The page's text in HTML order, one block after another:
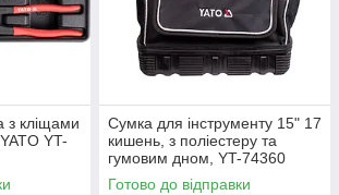
з кліщами
YT-
Сумка для інструменту 15" 17
кишень, з поліестеру та
гумовим дном, YT-74360
YATO
Готово до відправки